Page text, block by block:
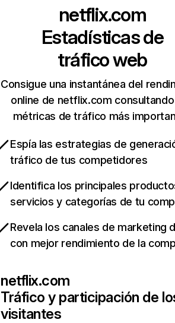
netflix.com
Estadísticas de
tráfico web
Consigue una instantánea del
online de netflix.com
métricas de tráfico más
Espía las estrategias de
tráfico de tus competidores
Identifica los principales
servicios y categorías de tu
Revela los canales de marketing
con mejor rendimiento de la
netflix.com
Tráfico y participación de
visitantes